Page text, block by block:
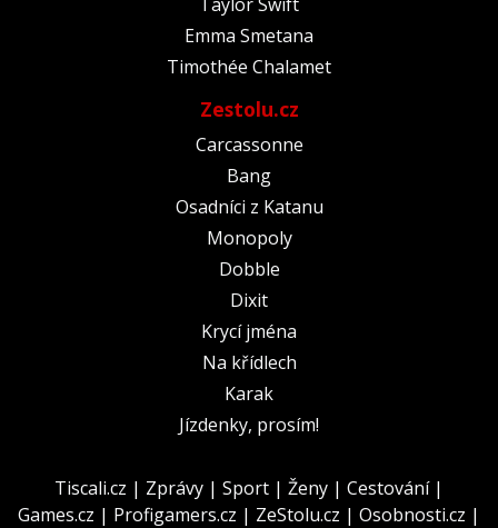
Emma Smetana
Timothée Chalamet
Zestolu.cz
Carcassonne
Bang
Osadníci z Katanu
Monopoly
Dobble
Dixit
Krycí jména
Na křídlech
Karak
Jízdenky, prosím!
Tiscali.cz | Zprávy | Sport | Ženy | Cestování|
Games.cz | Profigamers.cz | ZeStolu.cz | Osobnosti.cz |